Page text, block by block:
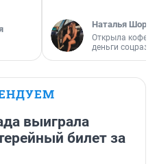
Наталья
Открыла
деньги
выиграла
билет за